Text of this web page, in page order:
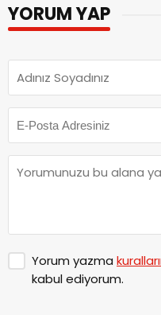
YORUM YAP
Yorum yazma
kabul ediyorum.